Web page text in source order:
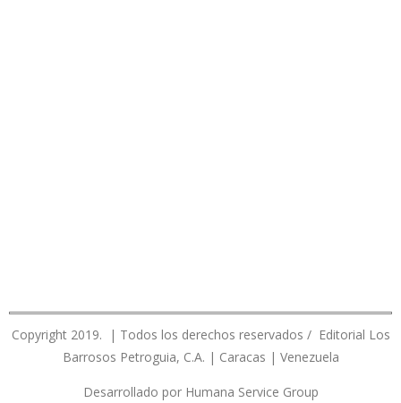
Copyright 2019. | Todos los derechos reservados / Editorial Los
Barrosos Petroguia, C.A. | Caracas | Venezuela
Desarrollado por Humana Service Group